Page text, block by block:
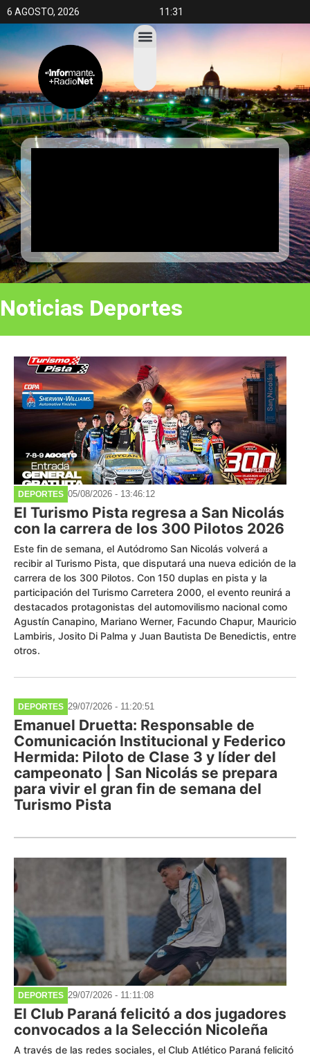
6 AGOSTO, 2026 11:31
Noticias Deportes
DEPORTES 05/08/2026 - 13:46:12
El Turismo Pista regresa a San Nicolás
con la carrera de los 300 Pilotos 2026
Este fin de semana, el Autódromo San Nicolás volverá a
recibir al Turismo Pista, que disputará una nueva edición de la
carrera de los 300 Pilotos. Con 150 duplas en pista y la
participación del Turismo Carretera 2000, el evento reunirá a
destacados protagonistas del automovilismo nacional como
Agustín Canapino, Mariano Werner, Facundo Chapur, Mauricio
Lambiris, Josito Di Palma y Juan Bautista De Benedictis, entre
otros.
DEPORTES 29/07/2026 - 11:20:51
Emanuel Druetta: Responsable de
Comunicación Institucional y Federico
Hermida: Piloto de Clase 3 y líder del
campeonato | San Nicolás se prepara
para vivir el gran fin de semana del
Turismo Pista
DEPORTES 29/07/2026 - 11:11:08
El Club Paraná felicitó a dos jugadores
convocados a la Selección Nicoleña
A través de las redes sociales, el Club Atlético Paraná felicitó